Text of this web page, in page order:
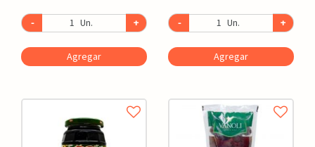
- Un. +
Agregar
- Un. +
Agregar